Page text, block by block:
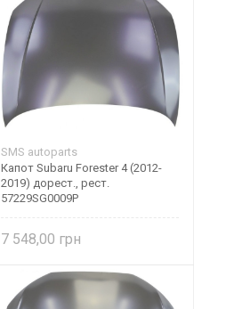
SMS autoparts
Капот Subaru Forester 4 (2012-
2019) дорест., рест.
57229SG0009P
7 548,00